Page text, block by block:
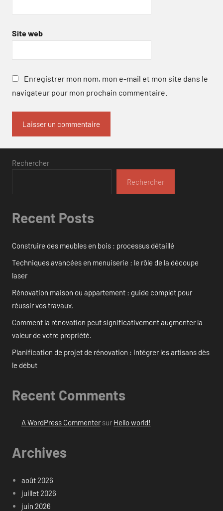
Site web
Enregistrer mon nom, mon e-mail et mon site dans le
navigateur pour mon prochain commentaire.
Rechercher
Rechercher
Recent Posts
Construire des meubles en bois : processus détaillé
Techniques avancées en menuiserie : le rôle de la découpe
laser
Rénovation maison ou appartement : guide complet pour
réussir vos travaux.
Comment la rénovation peut significativement augmenter la
valeur de votre propriété.
Planification de projet de rénovation : Intégrer les artisans dès
le début
Recent Comments
A WordPress Commentersur Hello world!
Archives
août 2026
juillet 2026
juin 2026